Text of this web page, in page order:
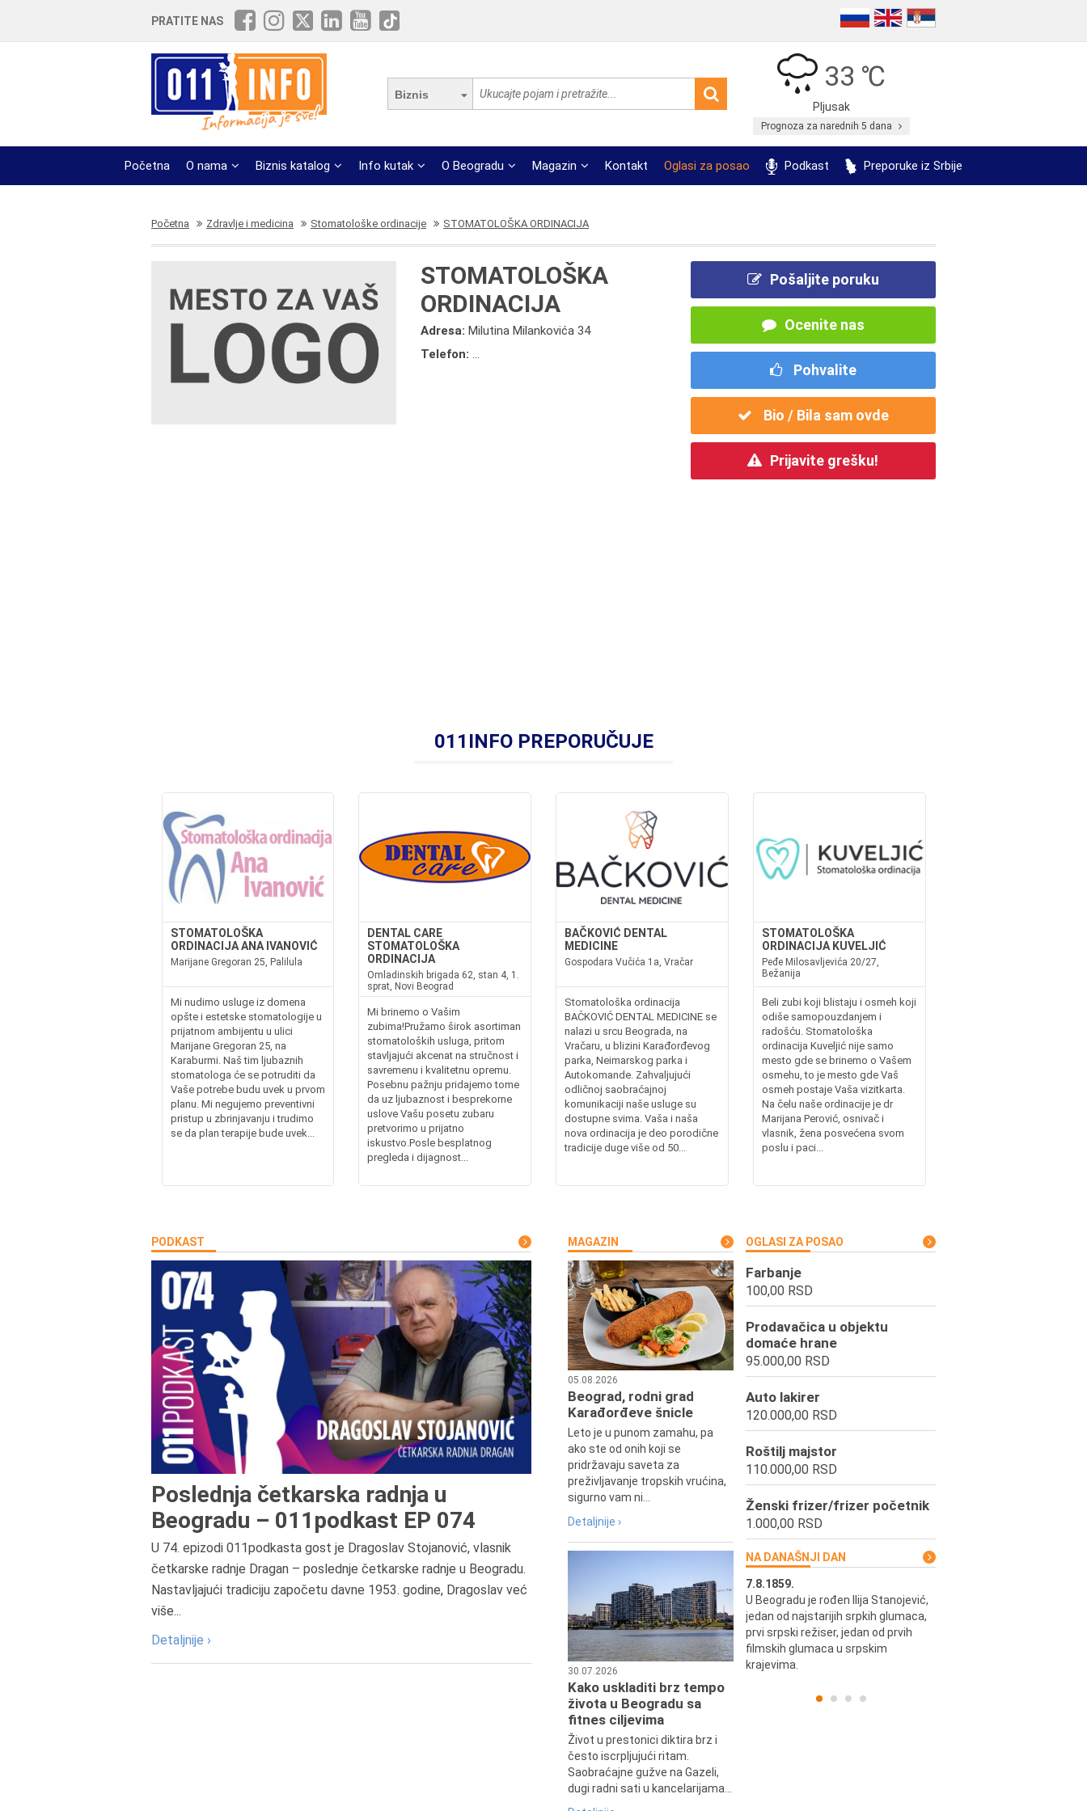
PRATITE NAS
Biznis
33 ℃
Pljusak
Prognoza za narednih 5 dana
Početna O nama Biznis katalog Info kutak O Beogradu Magazin Kontakt Oglasi za posao Podkast Preporuke iz Srbije
Početna Zdravlje i medicina Stomatološke ordinacije STOMATOLOŠKA ORDINACIJA
STOMATOLOŠKA
ORDINACIJA
Adresa:Milutina Milankovića 34
Telefon:...
Pošaljite poruku
Ocenite nas
Pohvalite
Bio / Bila sam ovde
Prijavite grešku!
011INFO PREPORUČUJE
STOMATOLOŠKA
ORDINACIJA ANA IVANOVIĆ
Marijane Gregoran 25, Palilula
Mi nudimo usluge iz domena
opšte i estetske stomatologije u
prijatnom ambijentu u ulici
Marijane Gregoran 25, na
Karaburmi. Naš tim ljubaznih
stomatologa će se potruditi da
Vaše potrebe budu uvek u prvom
planu. Mi negujemo preventivni
pristup u zbrinjavanju i trudimo
se da plan terapije bude uvek...
DENTAL CARE
STOMATOLOŠKA
ORDINACIJA
Omladinskih brigada 62, stan 4, 1.
sprat, Novi Beograd
Mi brinemo o Vašim
zubima!Pružamo širok asortiman
stomatoloških usluga, pritom
stavljajući akcenat na stručnost i
savremenu i kvalitetnu opremu.
Posebnu pažnju pridajemo tome
da uz ljubaznost i besprekorne
uslove Vašu posetu zubaru
pretvorimo u prijatno
iskustvo.Posle besplatnog
pregleda i dijagnost...
BAČKOVIĆ DENTAL
MEDICINE
Gospodara Vučića 1a, Vračar
Stomatološka ordinacija
BAČKOVIĆ DENTAL MEDICINE se
nalazi u srcu Beograda, na
Vračaru, u blizini Karađorđevog
parka, Neimarskog parka i
Autokomande. Zahvaljujući
odličnoj saobraćajnoj
komunikaciji naše usluge su
dostupne svima. Vaša i naša
nova ordinacija je deo porodične
tradicije duge više od 50...
STOMATOLOŠKA
ORDINACIJA KUVELJIĆ
Peđe Milosavljevića 20/27,
Bežanija
Beli zubi koji blistaju i osmeh koji
odiše samopouzdanjem i
radošću. Stomatološka
ordinacija Kuveljić nije samo
mesto gde se brinemo o Vašem
osmehu, to je mesto gde Vaš
osmeh postaje Vaša vizitkarta.
Na čelu naše ordinacije je dr
Marijana Perović, osnivač i
vlasnik, žena posvećena svom
poslu i paci...
PODKAST
Poslednja četkarska radnja u
Beogradu – 011podkast EP 074
U 74. epizodi 011podkasta gost je Dragoslav Stojanović, vlasnik
četkarske radnje Dragan – poslednje četkarske radnje u Beogradu.
Nastavljajući tradiciju započetu davne 1953. godine, Dragoslav već
više...
Detaljnije ›
MAGAZIN
05.08.2026
Beograd, rodni grad
Karađorđeve šnicle
Leto je u punom zamahu, pa
ako ste od onih koji se
pridržavaju saveta za
preživljavanje tropskih vrućina,
sigurno vam ni...
Detaljnije ›
30.07.2026
Kako uskladiti brz tempo
života u Beogradu sa
fitnes ciljevima
Život u prestonici diktira brz i
često iscrpljujući ritam.
Saobraćajne gužve na Gazeli,
dugi radni sati u kancelarijama...
OGLASI ZA POSAO
Farbanje
100,00 RSD
Prodavačica u objektu
domaće hrane
95.000,00 RSD
Auto lakirer
120.000,00 RSD
Roštilj majstor
110.000,00 RSD
Ženski frizer/frizer početnik
1.000,00 RSD
NA DANAŠNJI DAN
Preminula je Đurđija Cvetić,
pozorišna, filmska i TV glumica.
7.8.1859.
U Beogradu je rođen Ilija Stanojević,
jedan od najstarijih srpkih glumaca,
prvi srpski režiser, jedan od prvih
filmskih glumaca u srpskim
krajevima.